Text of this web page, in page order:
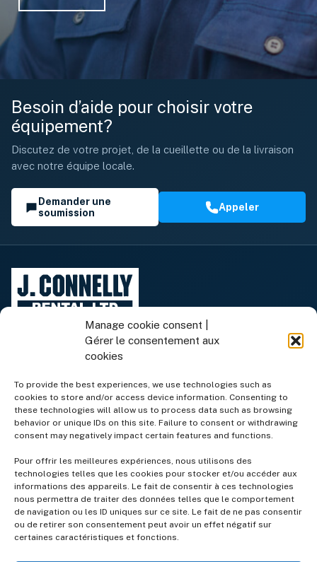
Manage cookie consent |
Gérer le consentement aux
cookies
To provide the best experiences, we use technologies such as
cookies to store and/or access device information. Consenting to
these technologies will allow us to process data such as browsing
behavior or unique IDs on this site. Failure to consent or withdrawing
consent may negatively impact certain features and functions.
Pour offrir les meilleures expériences, nous utilisons des
technologies telles que les cookies pour stocker et/ou accéder aux
informations des appareils. Le fait de consentir à ces technologies
nous permettra de traiter des données telles que le comportement
de navigation ou les ID uniques sur ce site. Le fait de ne pas consentir
ou de retirer son consentement peut avoir un effet négatif sur
certaines caractéristiques et fonctions.
Besoin d’aide pour choisir votre
équipement?
Discutez de votre projet, de la cueillette ou de la livraison
avec notre équipe locale.
Demander une
soumission
Appeler
Équipement de location
Services
Entreprise